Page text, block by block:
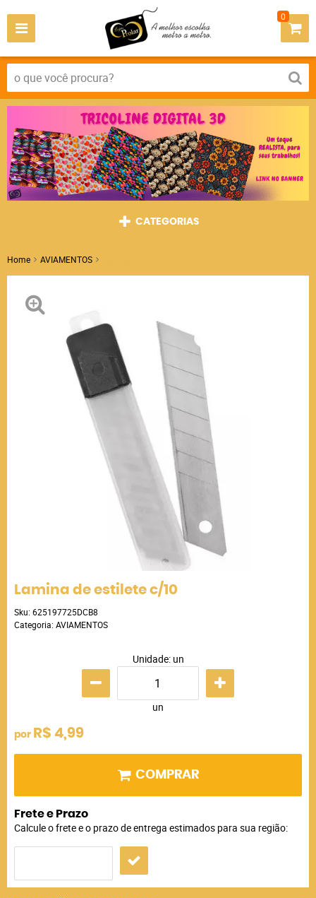
0
CATEGORIAS
Home AVIAMENTOS
Lamina de estilete c/10
Sku: 625197725DCB8
Categoria: AVIAMENTOS
Unidade: un
un
por R$ 4,99
COMPRAR
Frete e Prazo
Calcule o frete e o prazo de entrega estimados para sua região: